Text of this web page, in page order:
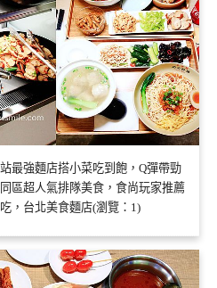
最強麵店搭小菜吃到飽，Q彈帶勁
區超人氣排隊美食，食尚玩家推薦
，台北美食麵店(瀏覽：1)